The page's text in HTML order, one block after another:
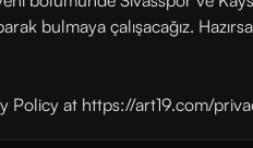
bulmaya çalışacağız.
Policy at https://art19.com/